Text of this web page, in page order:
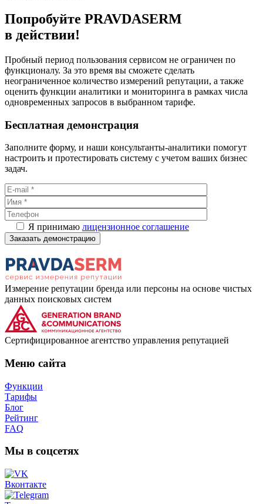
Попробуйте PRAVDASERM
в действии!
Пробный период пользования сервисом не ограничен по
функционалу. За это время вы сможете сделать
неограниченное количество измерений репутации, а также
оценить функции аналитики и мониторинга в рамках числа
одновременных запросов в выбранном тарифе.
Бесплатная демонстрация
Заполните форму, и наши консультанты-аналитики помогут
настроить и протестировать систему с учетом ваших бизнес
задач.
Я принимаю лицензионное соглашение
Измерение репутации бренда или персоны на основе чистых
данных поисковых систем
Cертифицированное агентство управления репутацией
Меню сайта
Функции
Тарифы
Блог
Рейтинг
FAQ
Мы в соцсетях
Вконтакте